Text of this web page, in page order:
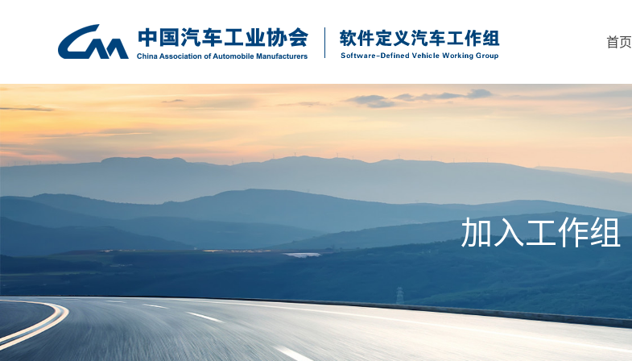
首页
加入工作组